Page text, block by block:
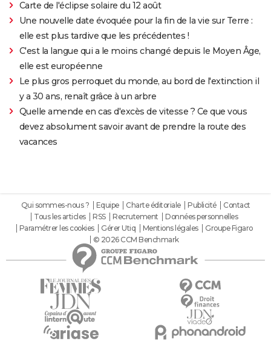
Carte de l'éclipse solaire du 12 août
Une nouvelle date évoquée pour la fin de la vie sur Terre :
elle est plus tardive que les précédentes !
C'est la langue qui a le moins changé depuis le Moyen Âge,
elle est européenne
Le plus gros perroquet du monde, au bord de l'extinction il
y a 30 ans, renaît grâce à un arbre
Quelle amende en cas d'excès de vitesse ? Ce que vous
devez absolument savoir avant de prendre la route des
vacances
Qui sommes-nous ? Equipe Charte éditoriale Publicité
Contact
Tous les articles
RSS Recrutement
Données personnelles
Paramétrer les cookies
Gérer Utiq Mentions légales
Groupe Figaro
© 2026 CCM Benchmark